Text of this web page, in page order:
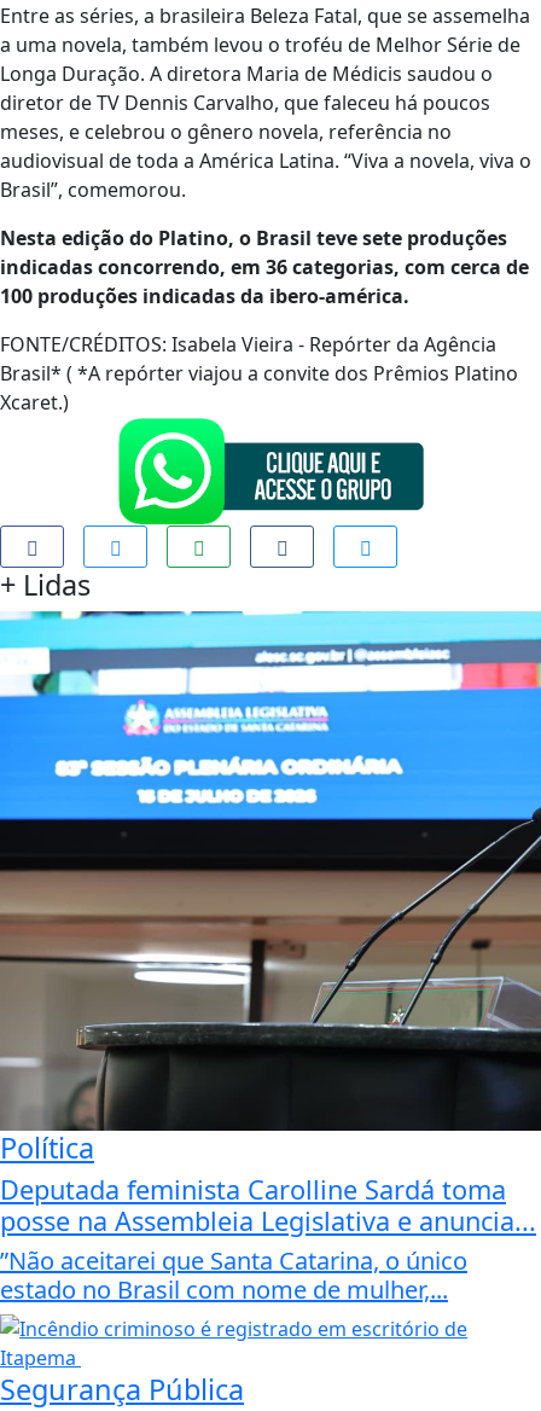
Entre as séries, a brasileira Beleza Fatal, que se assemelha
a uma novela, também levou o troféu de Melhor Série de
Longa Duração. A diretora Maria de Médicis saudou o
diretor de TV Dennis Carvalho, que faleceu há poucos
meses, e celebrou o gênero novela, referência no
audiovisual de toda a América Latina. “Viva a novela, viva o
Brasil”, comemorou.
Nesta edição do Platino, o Brasil teve sete produções
indicadas concorrendo, em 36 categorias, com cerca de
100 produções indicadas da ibero-américa.
FONTE/CRÉDITOS: Isabela Vieira - Repórter da Agência
Brasil* ( *A repórter viajou a convite dos Prêmios Platino
Xcaret.)
+ Lidas
Política
Deputada feminista Carolline Sardá toma
posse na Assembleia Legislativa e anuncia...
”Não aceitarei que Santa Catarina, o único
estado no Brasil com nome de mulher,...
Segurança Pública